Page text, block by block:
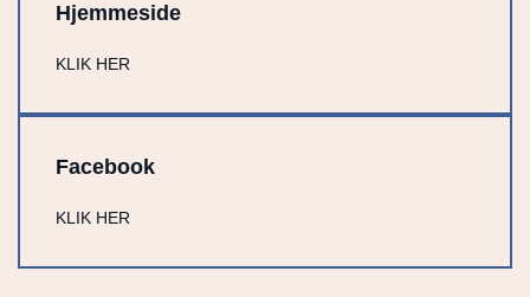
Hjemmeside
KLIK HER
Facebook
KLIK HER